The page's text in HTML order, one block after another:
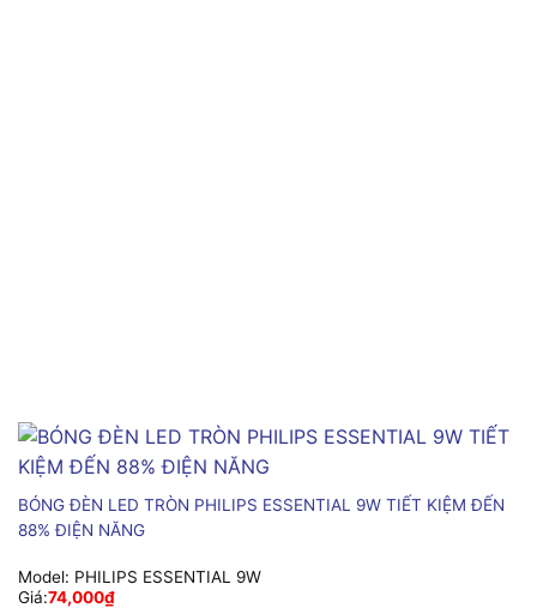
BÓNG ĐÈN LED TRÒN PHILIPS ESSENTIAL 9W TIẾT KIỆM ĐẾN
88% ĐIỆN NĂNG
Model: PHILIPS ESSENTIAL 9W
Giá:74,000₫